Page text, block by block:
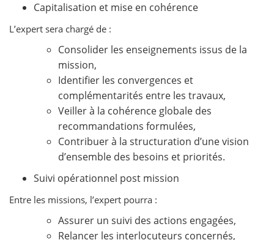
Capitalisation et mise en cohérence
L’expert sera chargé de :
Consolider les enseignements issus de la
mission,
Identifier les convergences et
complémentarités entre les travaux,
Veiller à la cohérence globale des
recommandations formulées,
Contribuer à la structuration d’une vision
d’ensemble des besoins et priorités.
Suivi opérationnel post mission
Entre les missions, l’expert pourra :
Assurer un suivi des actions engagées,
Relancer les interlocuteurs concernés,